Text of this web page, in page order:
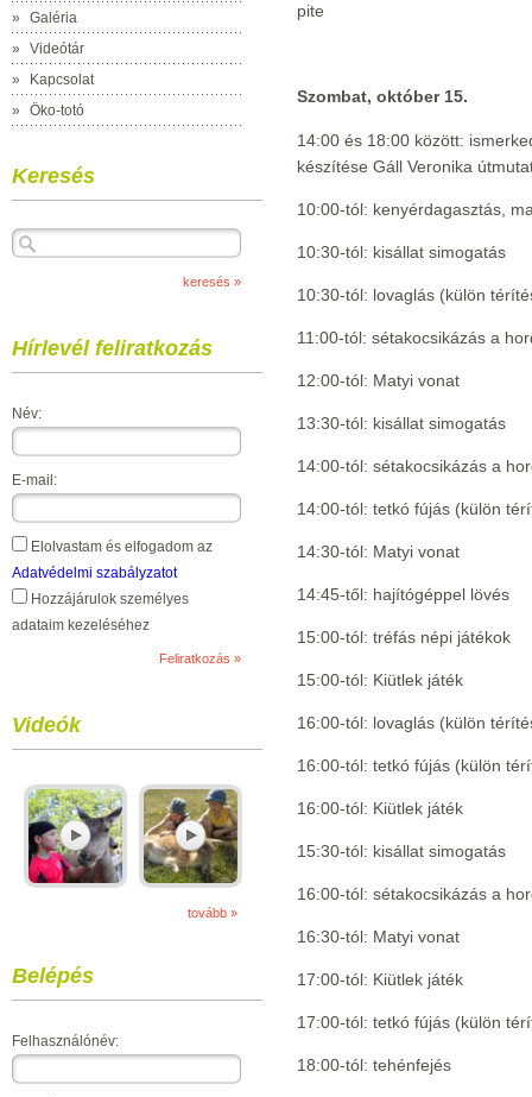
»
Galéria
»
Videótár
»
Kapcsolat
»
Öko-totó
Keresés
Hírlevél feliratkozás
Név:
E-mail:
Elolvastam és elfogadom az
Adatvédelmi szabályzatot
Hozzájárulok személyes
adataim kezeléséhez
Videók
tovább »
Belépés
Felhasználónév:
pite
Szombat, október 15.
14:00 és 18:00 között:
készítése Gáll Veronika
10:00-tól: kenyérdagasztás,
10:30-tól: kisállat simogatás
10:30-tól: lovaglás (külön
11:00-tól: sétakocsikázás a
12:00-tól: Matyi vonat
13:30-tól: kisállat simogatás
14:00-tól: sétakocsikázás a
14:00-tól: tetkó fújás (külön
14:30-tól: Matyi vonat
14:45-től: hajítógéppel lövés
15:00-tól: tréfás népi játékok
15:00-tól: Kiütlek játék
16:00-tól: lovaglás (külön
16:00-tól: tetkó fújás (külön
16:00-tól: Kiütlek játék
15:30-tól: kisállat simogatás
16:00-tól: sétakocsikázás a
16:30-tól: Matyi vonat
17:00-tól: Kiütlek játék
17:00-tól: tetkó fújás (külön
18:00-tól: tehénfejés